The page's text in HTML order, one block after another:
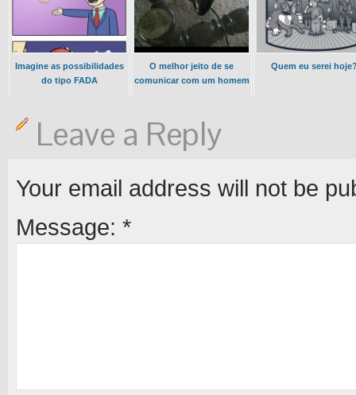
Imagine as possibilidades
do tipo FADA
O melhor jeito de se
comunicar com um homem
Quem eu serei
Leave a Reply
Your email address will not be
Message: *